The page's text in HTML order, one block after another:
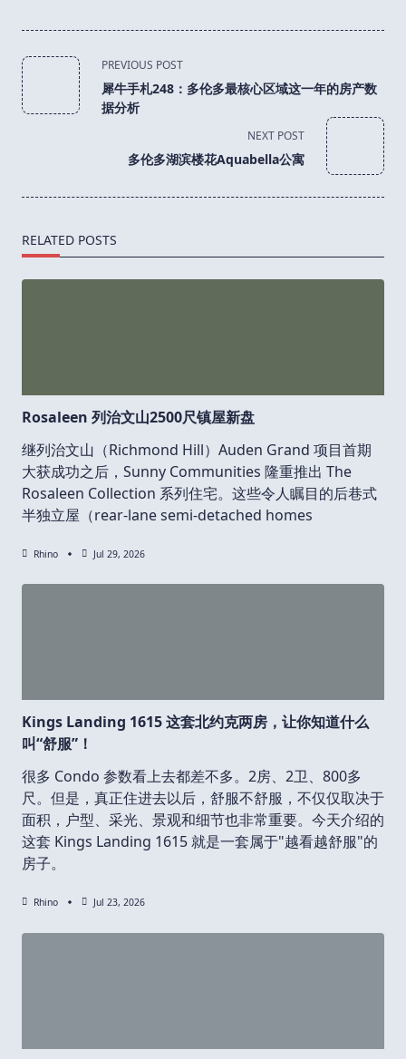
<span
class="nav-
subtitle
text">Page</span>
PREVIOUS POST
犀牛手札248：多伦多最核心区域这一年的房产数
据分析
NEXT POST
多伦多湖滨楼花Aquabella公寓
RELATED POSTS
Rosaleen 列治文山2500尺镇屋新盘
继列治文山（Richmond Hill）Auden Grand 项目首期
大获成功之后，Sunny Communities 隆重推出 The
Rosaleen Collection 系列住宅。这些令人瞩目的后巷式
半独立屋（rear-lane semi-detached homes
Rhino Jul 29, 2026
Kings Landing 1615 这套北约克两房，让你知道什么
叫“舒服”！
很多 Condo 参数看上去都差不多。2房、2卫、800多
尺。但是，真正住进去以后，舒服不舒服，不仅仅取决于
面积，户型、采光、景观和细节也非常重要。今天介绍的
这套 Kings Landing 1615 就是一套属于"越看越舒服"的
房子。
Rhino Jul 23, 2026